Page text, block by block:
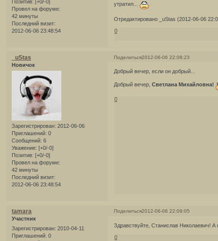
Позитив: [+0/-0]
Провел на форуме:
42 минуты
Последний визит:
2012-06-06 23:48:54
утратил...
Отредактировано _uStas (2012-06-06
0
Поделиться2012-06-06 22:08:23
_uStas
Новичок
Зарегистрирован: 2012-06-06
Приглашений: 0
Сообщений: 6
Уважение: [+0/-0]
Позитив: [+0/-0]
Провел на форуме:
42 минуты
Последний визит:
2012-06-06 23:48:54
Добрый вечер, если он добрый...
Добрый вечер,Светлана Михайловна!
0
Поделиться2012-06-06 22:09:05
tamara
Участник
Зарегистрирован: 2010-04-11
Приглашений: 0
Здравствуйте, Станислав Николаевич!
0